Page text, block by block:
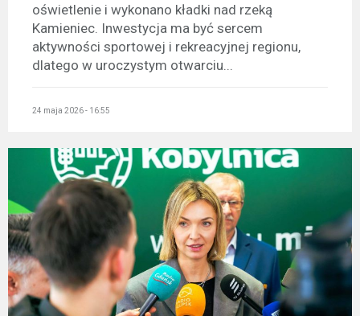
oświetlenie i wykonano kładki nad rzeką
Kamieniec. Inwestycja ma być sercem
aktywności sportowej i rekreacyjnej regionu,
dlatego w uroczystym otwarciu...
24 maja 2026 - 16:55